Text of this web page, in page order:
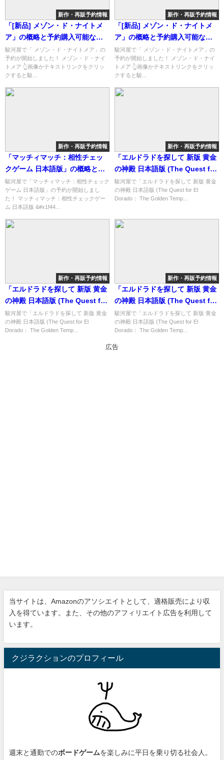
新作・再販予約情報
「[新品] メゾン・ド・ナイトメ
ア」の概略と予約購入可能なシ
ョップ紹介！
駿河屋で「 メゾン・ド・ナイトメア」の
予約が開始しました！ メゾン・ド・ナイ
トメア 👆画像かテキストリンクをクリッ
クすると駿...
新作・再販予約情報
「[新品] メゾン・ド・ナイトメ
ア」の概略と予約購入可能なシ
ョップ紹介！
駿河屋で「 メゾン・ド・ナイトメア」の
予約が開始しました！ メゾン・ド・ナイ
トメア 👆画像かテキストリンクをクリッ
クすると駿...
新作・再販予約情報
「マッチィマッチ：相性チェッ
クゲーム 日本語版」の概略と予
約購入可能なショップ紹介！
駿河屋で「マッチィマッチ：相性チェック
ゲーム 日本語版」の予約が開始しまし
た！ マッチィマッチ：相性チェックゲー
ム 日本語版 &#x1f44...
新作・再販予約情報
「エルドラドを探して 新版 黄金
の神殿 日本語版 (The Quest for
El Dorado： The Golden
Temples)」の概略と予約購入可
駿河屋で「エルドラドを探して 新版 黄金
の神殿 日本語版 (The Quest for El
Dorado： The Golden Temp...
新作・再販予約情報
「エルドラドを探して 新版 黄金
の神殿 日本語版 (The Quest for
El Dorado： The Golden
Temples)」の概略と予約購入可
駿河屋で「エルドラドを探して 新版 黄金
の神殿 日本語版 (The Quest for El
Dorado： The Golden Temp...
新作・再販予約情報
「エルドラドを探して 新版 黄金
の神殿 日本語版 (The Quest for
El Dorado： The Golden
Temples)」の概略と予約購入可
駿河屋で「エルドラドを探して 新版 黄金
の神殿 日本語版 (The Quest for El
Dorado： The Golden Temp...
広告
当サイトは、Amazonのアソシエイトとして、適格販売により収
入を得ています。また、その他のアフィリエイト広告を利用して
います。
クジラクションのプロフィール
週末と通勤でのボードゲームを楽しみに平日を乗り切る社会人。